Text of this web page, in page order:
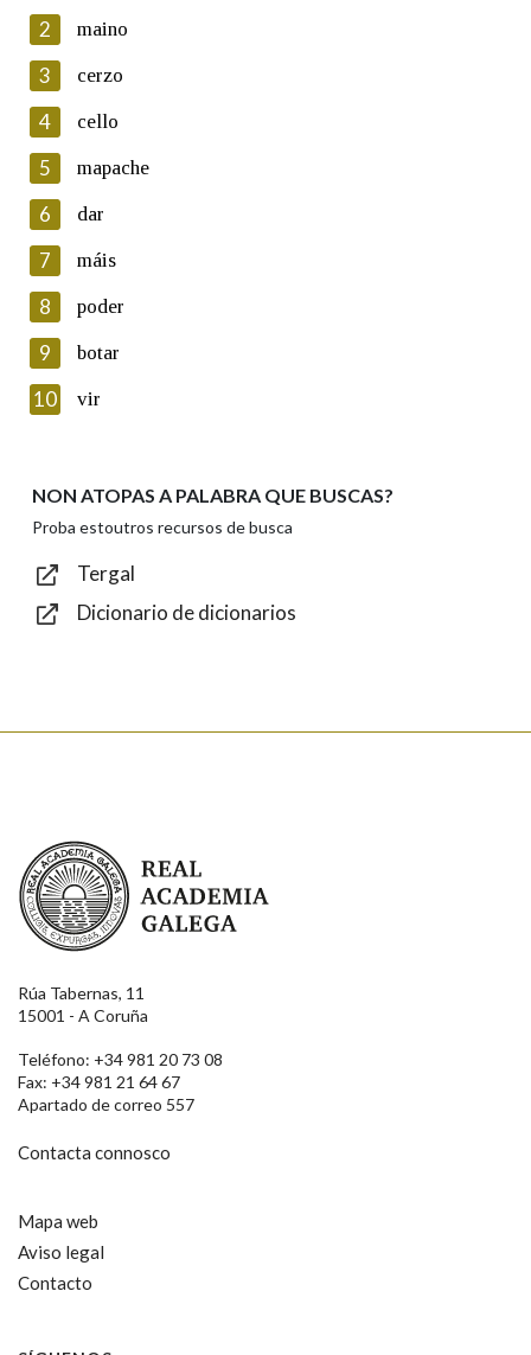
En cumprimento da normativa vixente en materia de
Protección de Datos de Carácter Persoal, a Real Academia
Galega informa a aqueles usuarios que faciliten o seu correo
electrónico, así como calquera outra información de carácter
persoal, que estes datos serán obxecto de tratamento
automatizado de carácter confidencial e incorporados aos seus
ficheiros informáticos. Así mesmo, os usuarios poderán exercer o
seu dereito de acceso, rectificación, oposición e cancelación dos
seus datos poñéndose en contacto connosco.
Lin e acepto as condicións da política de
Introduce o código que aparece na imaxe:
Texto de verificación
2 maino
3 cerzo
4 cello
5 mapache
6 dar
7 máis
8 poder
9 botar
10 vir
NON ATOPAS A PALABRA QUE BUSCAS?
Proba estoutros recursos de busca
Tergal
Dicionario de dicionarios
Real Academia Galega
Rúa Tabernas, 11
15001 - A Coruña
Teléfono: +34 981 20 73 08
Fax: +34 981 21 64 67
Apartado de correo 557
Contacta connosco
Mapa web
Aviso legal
Contacto